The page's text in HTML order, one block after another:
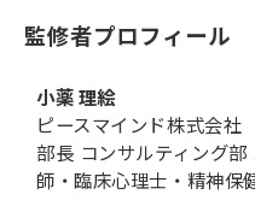
監修者プロフィール
小薬 理絵
ピースマインド株式会
部長 コンサルティング
師・臨床心理士・精神保